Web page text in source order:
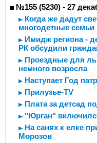
№155 (5230) - 27
Когда же дадут
многодетные семьи
Имидж региона -
РК обсудили
Проездные для
немного возросла
Наступает Год
Прилузье-TV
Плата за детсад
"Юрган"
На санях к елке
Морозов